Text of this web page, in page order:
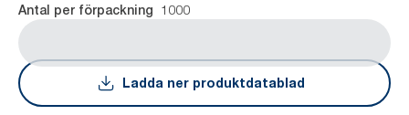
Antal per förpackning 1000
Ladda ner produktdatablad